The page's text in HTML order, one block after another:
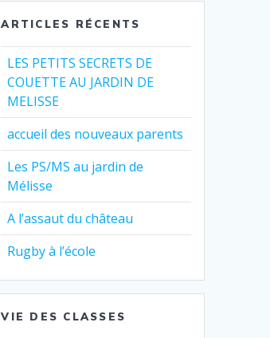
ARTICLES RÉCENTS
LES PETITS SECRETS DE
COUETTE AU JARDIN DE
MELISSE
accueil des nouveaux parents
Les PS/MS au jardin de
Mélisse
A l’assaut du château
Rugby à l’école
VIE DES CLASSES